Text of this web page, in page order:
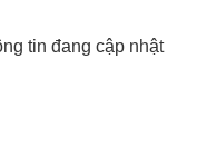
tin đang cập nhật